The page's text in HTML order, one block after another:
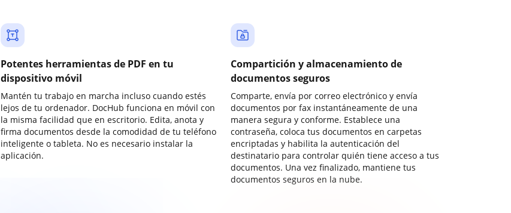
Potentes herramientas de PDF en tu
dispositivo móvil
Mantén tu trabajo en marcha incluso cuando estés
lejos de tu ordenador. DocHub funciona en móvil con
la misma facilidad que en escritorio. Edita, anota y
firma documentos desde la comodidad de tu teléfono
inteligente o tableta. No es necesario instalar la
aplicación.
Compartición y almacenamiento de
documentos seguros
Comparte, envía por correo electrónico y envía
documentos por fax instantáneamente de una
manera segura y conforme. Establece una
contraseña, coloca tus documentos en carpetas
encriptadas y habilita la autenticación del
destinatario para controlar quién tiene acceso a tus
documentos. Una vez finalizado, mantiene tus
documentos seguros en la nube.